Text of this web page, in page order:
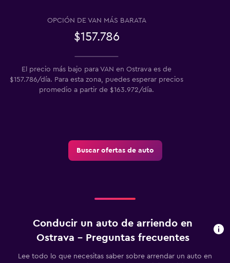
OPCIÓN DE VAN MÁS BARATA
$157.786
El precio más bajo para VAN en Ostrava es de
$157.786/día. Para esta zona, puedes esperar precios
promedio a partir de $163.972/día.
Buscar ofertas de auto
Conducir un auto de arriendo en
Ostrava - Preguntas frecuentes
Lee todo lo que necesitas saber sobre arrendar un auto en